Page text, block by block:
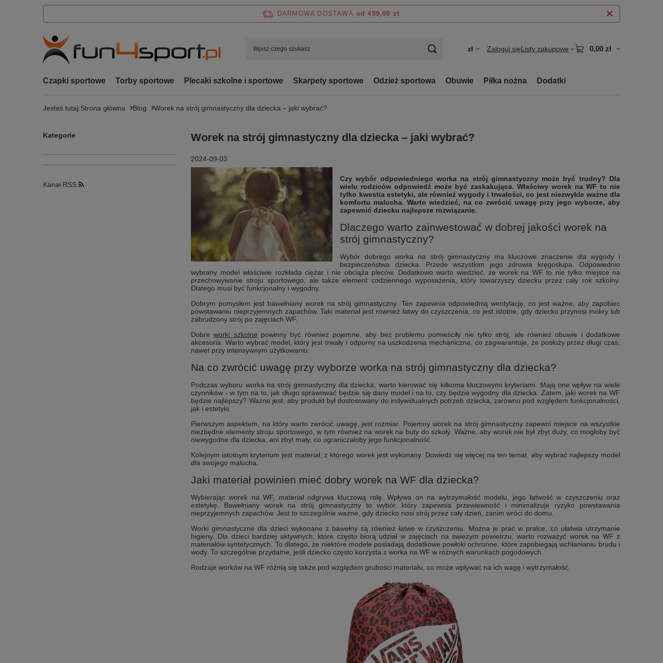
DARMOWA DOSTAWA od 499,00 zł
zł Zaloguj sięListy zakupowe 0,00 zł
Czapki sportowe Torby sportowe Plecaki szkolne i sportowe Skarpety sportowe Odzież sportowa Obuwie Piłka nożna Dodatki
Jesteś tutaj:Strona główna Blog Worek na strój gimnastyczny dla dziecka – jaki wybrać?
Kategorie
Kanał RSS
Worek na strój gimnastyczny dla dziecka – jaki wybrać?
2024-09-03
Czy wybór odpowiedniego worka na strój gimnastyczny może być trudny? Dla
wielu rodziców odpowiedź może być zaskakująca. Właściwy worek na WF to nie
tylko kwestia estetyki, ale również wygody i trwałości, co jest niezwykle ważne dla
komfortu malucha. Warto wiedzieć, na co zwrócić uwagę przy jego wyborze, aby
zapewnić dziecku najlepsze rozwiązanie.
Dlaczego warto zainwestować w dobrej jakości worek na
strój gimnastyczny?
Wybór dobrego worka na strój gimnastyczny ma kluczowe znaczenie dla wygody i
bezpieczeństwa dziecka. Przede wszystkim jego zdrowia kręgosłupa. Odpowiednio
wybrany model właściwie rozkłada ciężar i nie obciąża pleców. Dodatkowo warto wiedzieć, że worek na WF to nie tylko miejsce na
przechowywanie stroju sportowego, ale także element codziennego wyposażenia, który towarzyszy dziecku przez cały rok szkolny.
Dlatego musi być funkcjonalny i wygodny.
Dobrym pomysłem jest bawełniany worek na strój gimnastyczny. Ten zapewnia odpowiednią wentylację, co jest ważne, aby zapobiec
powstawaniu nieprzyjemnych zapachów. Taki materiał jest również łatwy do czyszczenia, co jest istotne, gdy dziecko przynosi mokry lub
zabrudzony strój po zajęciach WF.
Dobreworki szkolne powinny być również pojemne, aby bez problemu pomieściły nie tylko strój, ale również obuwie i dodatkowe
akcesoria. Warto wybrać model, który jest trwały i odporny na uszkodzenia mechaniczne, co zagwarantuje, że posłuży przez długi czas,
nawet przy intensywnym użytkowaniu.
Na co zwrócić uwagę przy wyborze worka na strój gimnastyczny dla dziecka?
Podczas wyboru worka na strój gimnastyczny dla dziecka, warto kierować się kilkoma kluczowymi kryteriami. Mają one wpływ na wiele
czynników - w tym na to, jak długo sprawować będzie się dany model i na to, czy będzie wygodny dla dziecka. Zatem, jaki worek na WF
będzie najlepszy? Ważne jest, aby produkt był dostosowany do indywidualnych potrzeb dziecka, zarówno pod względem funkcjonalności,
jak i estetyki.
Pierwszym aspektem, na który warto zwrócić uwagę, jest rozmiar. Pojemny worek na strój gimnastyczny zapewni miejsce na wszystkie
niezbędne elementy stroju sportowego, w tym również na worek na buty do szkoły. Ważne, aby worek nie był zbyt duży, co mogłoby być
niewygodne dla dziecka, ani zbyt mały, co ograniczałoby jego funkcjonalność.
Kolejnym istotnym kryterium jest materiał, z którego worek jest wykonany. Dowiedz się więcej na ten temat, aby wybrać najlepszy model
dla swojego malucha.
Jaki materiał powinien mieć dobry worek na WF dla dziecka?
Wybierając worek na WF, materiał odgrywa kluczową rolę. Wpływa on na wytrzymałość modelu, jego łatwość w czyszczeniu oraz
estetykę. Bawełniany worek na strój gimnastyczny to wybór, który zapewnia przewiewność i minimalizuje ryzyko powstawania
nieprzyjemnych zapachów. Jest to szczególnie ważne, gdy dziecko nosi strój przez cały dzień, zanim wróci do domu.
Worki gimnastyczne dla dzieci wykonane z bawełny są również łatwe w czyszczeniu. Można je prać w pralce, co ułatwia utrzymanie
higieny. Dla dzieci bardziej aktywnych, które często biorą udział w zajęciach na świeżym powietrzu, warto rozważyć worek na WF z
materiałów syntetycznych. To dlatego, że niektóre modele posiadają dodatkowe powłoki ochronne, które zapobiegają wchłanianiu brudu i
wody. To szczególnie przydatne, jeśli dziecko często korzysta z worka na WF w różnych warunkach pogodowych.
Rodzaje worków na WF różnią się także pod względem grubości materiału, co może wpływać na ich wagę i wytrzymałość.